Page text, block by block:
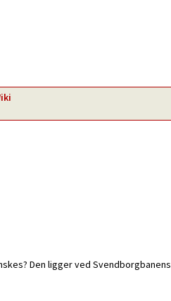
Den ligger ved Svendborgbanens